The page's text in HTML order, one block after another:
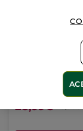
Perfume Mon
- Eau de
50
(613)
28,99€